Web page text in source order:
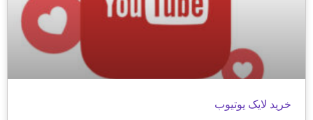
خرید لایک یوتیوب